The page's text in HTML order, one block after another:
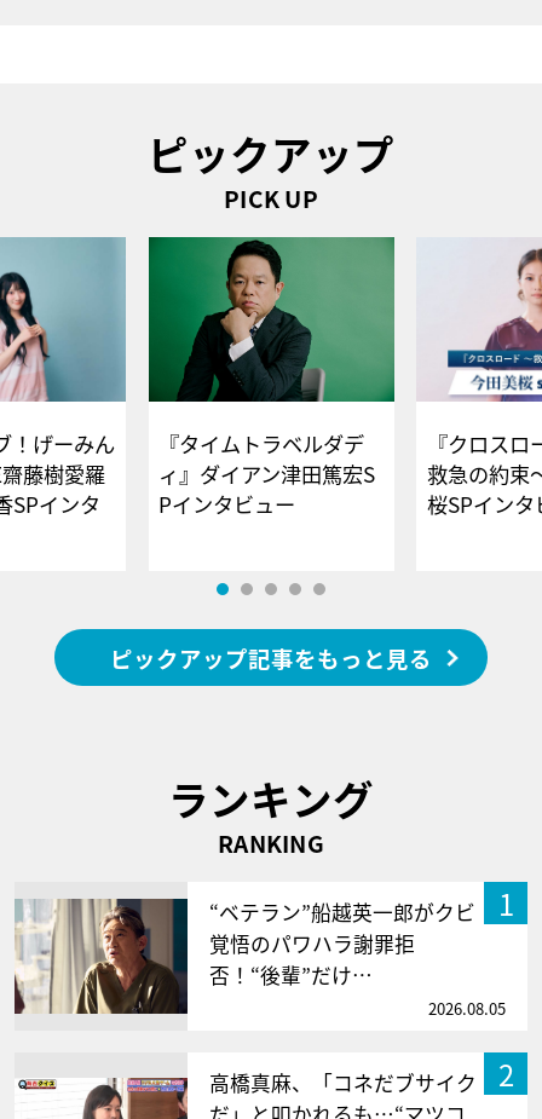
ピックアップ
PICK UP
！げーみん
藤樹愛羅
SPインタ
『タイムトラベルダデ
ィ』ダイアン津田篤宏S
Pインタビュー
『クロス
救急の約束
桜SPイ
ピックアップ記事をもっと見る
ランキング
RANKING
1
“ベテラン”船越英一郎がクビ
覚悟のパワハラ謝罪拒
否！“後輩”だけ…
2026.08.05
2
高橋真麻、「コネだブサイク